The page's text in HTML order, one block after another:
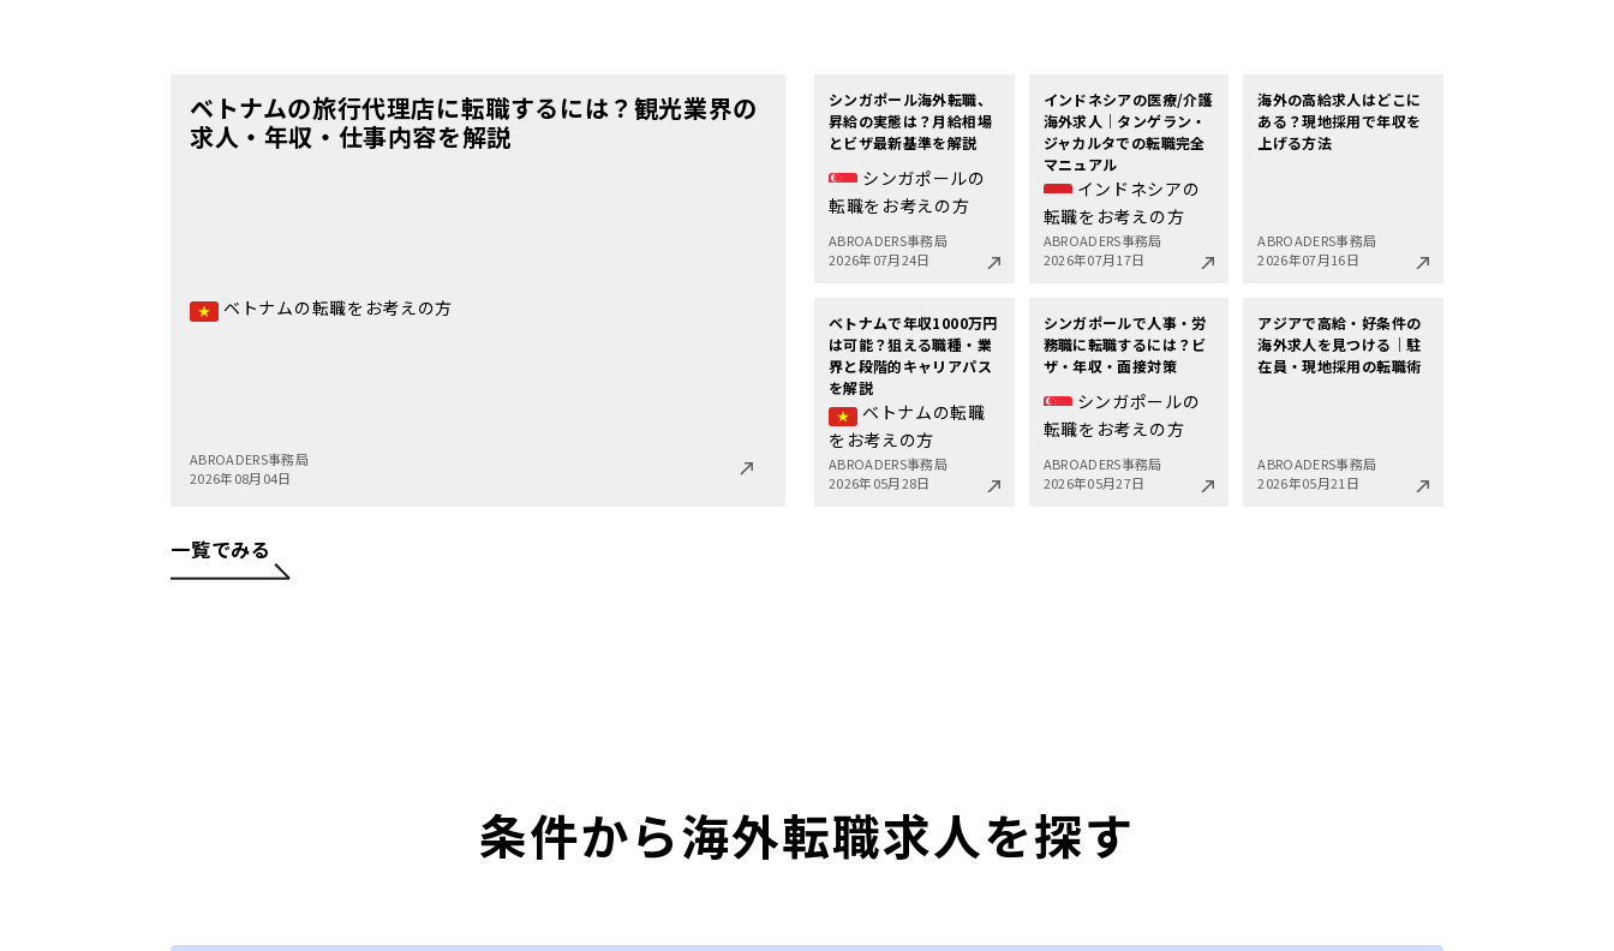
ベトナムの旅行代理店に転職するには？観光業界の
求人・年収・仕事内容を解説
ベトナムの転職をお考えの方
ABROADERS事務局
2026年08月04日
シンガポール海外転職、
昇給の実態は？月給相場
とビザ最新基準を解説
シンガポールの
転職をお考えの方
ABROADERS事務局
2026年07月24日
インドネシアの医療/介護
海外求人｜タンゲラン・
ジャカルタでの転職完全
マニュアル
インドネシアの
転職をお考えの方
ABROADERS事務局
2026年07月17日
海外の高給求人はどこに
ある？現地採用で年収を
上げる方法
ABROADERS事務局
2026年07月16日
ベトナムで年収1000万円
は可能？狙える職種・業
界と段階的キャリアパス
を解説
ベトナムの転職
をお考えの方
ABROADERS事務局
2026年05月28日
シンガポールで人事・労
務職に転職するには？ビ
ザ・年収・面接対策
シンガポールの
転職をお考えの方
ABROADERS事務局
2026年05月27日
アジアで高給・好条件の
海外求人を見つける｜駐
在員・現地採用の転職術
ABROADERS事務局
2026年05月21日
一覧でみる
条件から海外転職求人を探す